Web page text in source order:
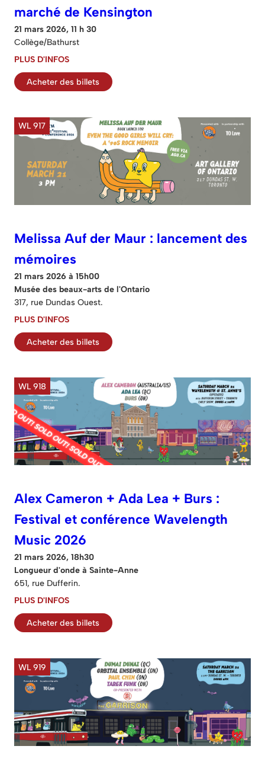
marché de Kensington
21 mars 2026, 11 h 30
Collège/Bathurst
PLUS D'INFOS
Acheter des billets
WL 917
Melissa Auf der Maur : lancement des
mémoires
21 mars 2026 à 15h00
Musée des beaux-arts de l'Ontario
317, rue Dundas Ouest.
PLUS D'INFOS
Acheter des billets
WL 918
Alex Cameron + Ada Lea + Burs :
Festival et conférence Wavelength
Music 2026
21 mars 2026, 18h30
Longueur d'onde à Sainte-Anne
651, rue Dufferin.
PLUS D'INFOS
Acheter des billets
WL 919